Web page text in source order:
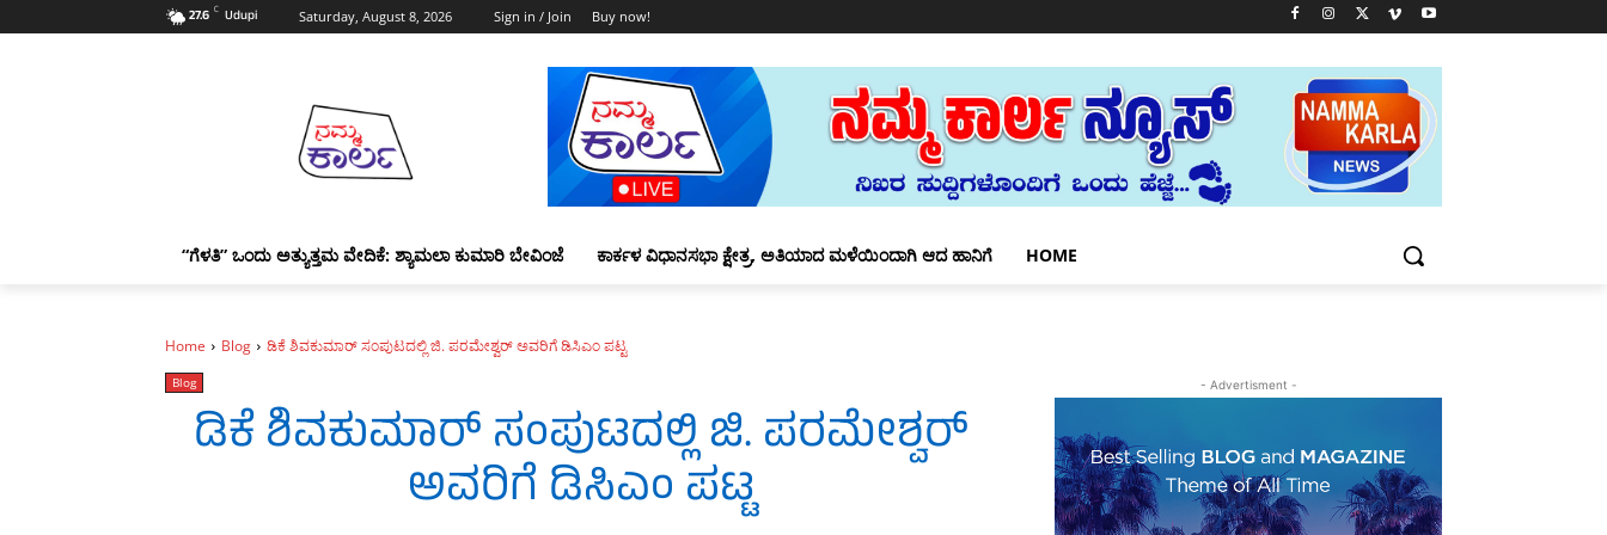
27.6 C Udupi Saturday, August 8, 2026 Sign in / Join Buy now!
“ಗೆಳತಿ” ಒಂದು ಅತ್ಯುತ್ತಮ ವೇದಿಕೆ: ಶ್ಯಾಮಲಾ ಕುಮಾರಿ ಬೇವಿಂಜೆ ಕಾರ್ಕಳ ವಿಧಾನಸಭಾ ಕ್ಷೇತ್ರ, ಅತಿಯಾದ ಮಳೆಯಿಂದಾಗಿ ಆದ ಹಾನಿಗೆ HOME
Home Blog ಡಿಕೆ ಶಿವಕುಮಾರ್ ಸಂಪುಟದಲ್ಲಿ ಜಿ. ಪರಮೇಶ್ವರ್‌ ಅವರಿಗೆ ಡಿಸಿಎಂ ಪಟ್ಟ
Blog
ಡಿಕೆ ಶಿವಕುಮಾರ್ ಸಂಪುಟದಲ್ಲಿ ಜಿ. ಪರಮೇಶ್ವರ್‌
ಅವರಿಗೆ ಡಿಸಿಎಂ ಪಟ್ಟ
- Advertisment -